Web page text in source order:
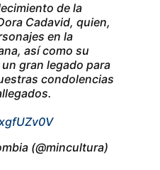
de la
Cadavid, quien,
en la
así como su
gran legado para
condolencias
(@mincultura)